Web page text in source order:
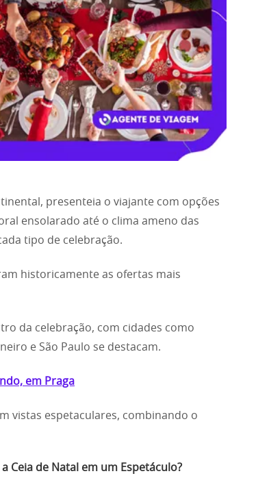
presenteia o viajante com opções
ensolarado até o clima ameno das
tipo de celebração.
historicamente as ofertas mais
da celebração, com cidades como
e São Paulo se destacam.
em Praga
vistas espetaculares, combinando o
Ceia de Natal em um Espetáculo?